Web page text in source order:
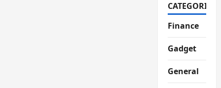
CATEGORIES
Finance
Gadget
General